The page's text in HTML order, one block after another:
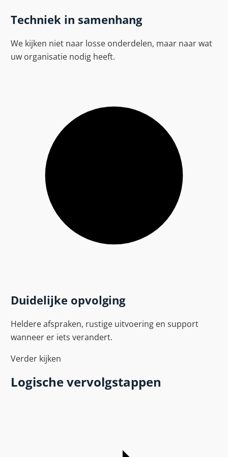
Techniek in samenhang
We kijken niet naar losse onderdelen, maar naar wat
uw organisatie nodig heeft.
Duidelijke opvolging
Heldere afspraken, rustige uitvoering en support
wanneer er iets verandert.
Verder kijken
Logische vervolgstappen